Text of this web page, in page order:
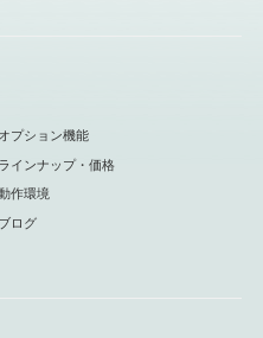
オプション機能
ラインナップ・価格
作環境
ブログ